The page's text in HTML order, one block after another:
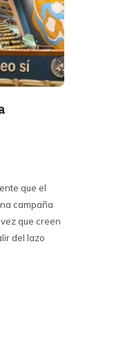
que el
campaña
que creen
del lazo